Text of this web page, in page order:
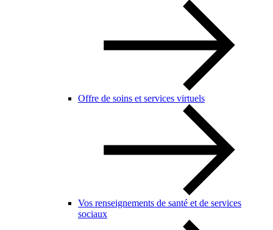
Offre de soins et services virtuels
Vos renseignements de santé et de services
sociaux